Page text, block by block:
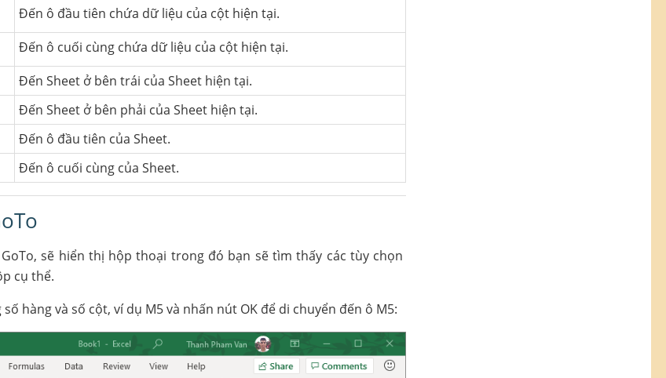
Đến ô đầu tiên chứa dữ liệu của cột hiện tại.
Đến ô cuối cùng chứa dữ liệu của cột hiện tại.
Đến Sheet ở bên trái của Sheet hiện tại.
Đến Sheet ở bên phải của Sheet hiện tại.
Đến ô đầu tiên của Sheet.
Đến ô cuối cùng của Sheet.
sẽ hiển thị hộp thoại trong đó bạn sẽ tìm thấy các tùy chọn
cụ thể.
hàng và số cột, ví dụ M5 và nhấn nút OK để di chuyển đến ô M5: